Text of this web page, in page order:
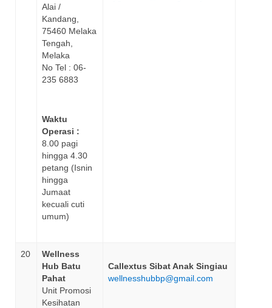
Alai /
Kandang,
75460 Melaka
Tengah,
Melaka
No Tel : 06-
235 6883
Waktu
Operasi :
8.00 pagi
hingga 4.30
petang (Isnin
hingga
Jumaat
kecuali cuti
umum)
20
Wellness
Hub Batu
Pahat
Unit Promosi
Kesihatan
Callextus Sibat Anak Singiau
wellnesshubbp@gmail.com